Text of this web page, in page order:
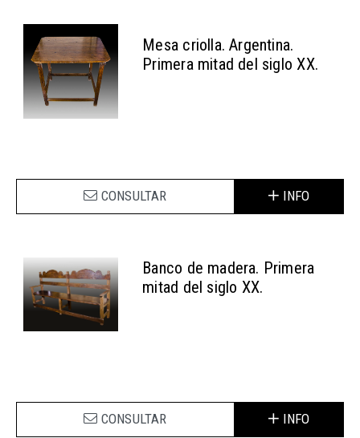
Mesa criolla. Argentina.
Primera mitad del siglo XX.
CONSULTAR INFO
Banco de madera. Primera
mitad del siglo XX.
CONSULTAR INFO